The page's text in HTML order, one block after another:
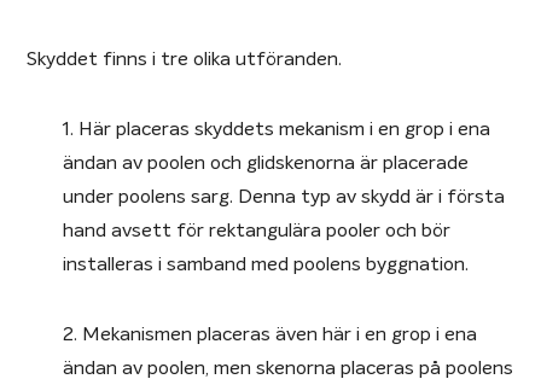
Skyddet finns i tre olika utföranden.
1. Här placeras skyddets mekanism i en grop i ena
ändan av poolen och glidskenorna är placerade
under poolens sarg. Denna typ av skydd är i första
hand avsett för rektangulära pooler och bör
installeras i samband med poolens byggnation.
2. Mekanismen placeras även här i en grop i ena
ändan av poolen, men skenorna placeras på poolens